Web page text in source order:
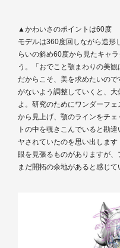
▲かわいさのポイントは60度
モデルは360度回しながら造形
らいの斜め60度から見たキャ
う。「おでこと顎まわりの美
だからこそ、美を求めたいの
がないよう調整していくと、
よ。研究のためにワンダーフ
から見上げ、顎のラインをチ
トの中を覗きこんでいると勘
ヤされていたのを思い出しま
眼を見張るものがありますが
まだ開拓の余地があると感じて